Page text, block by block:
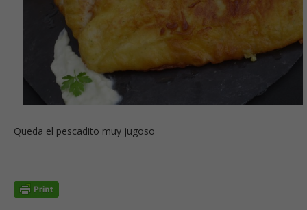
Queda el pescadito muy jugoso